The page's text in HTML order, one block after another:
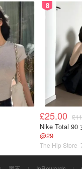
8
£25.00
Nike Total 90
@29
The Hip Store